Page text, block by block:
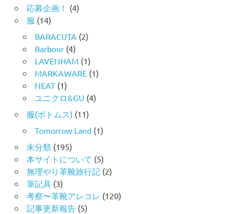
応募企画！ (4)
服 (14)
BARACUTA (2)
Barbour(4)
LAVENHAM (1)
MARKAWARE(1)
NEAT(1)
ユニクロ&GU (4)
服(ボトムス) (11)
Tomorrow Land(1)
未分類(195)
本サイトについて (5)
無理やり革靴旅行記(2)
筆記具(3)
考察〜革靴アレコレ (120)
記事更新報告(5)